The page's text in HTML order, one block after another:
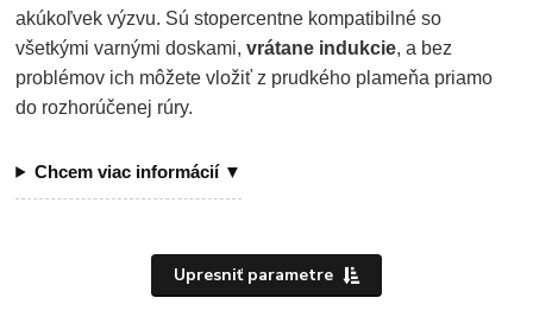
akúkoľvek výzvu. Sú stopercentne kompatibilné so
všetkými varnými doskami,vrátane indukcie, a bez
problémov ich môžete vložiť z prudkého plameňa priamo
do rozhorúčenej rúry.
Chcem viac informácií ▼
Upresniť parametre